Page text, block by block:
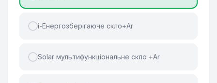
і-Енергозберігаюче скло+Ar
Solar мультифункціональне скло +Ar